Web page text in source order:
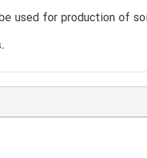
used for production of